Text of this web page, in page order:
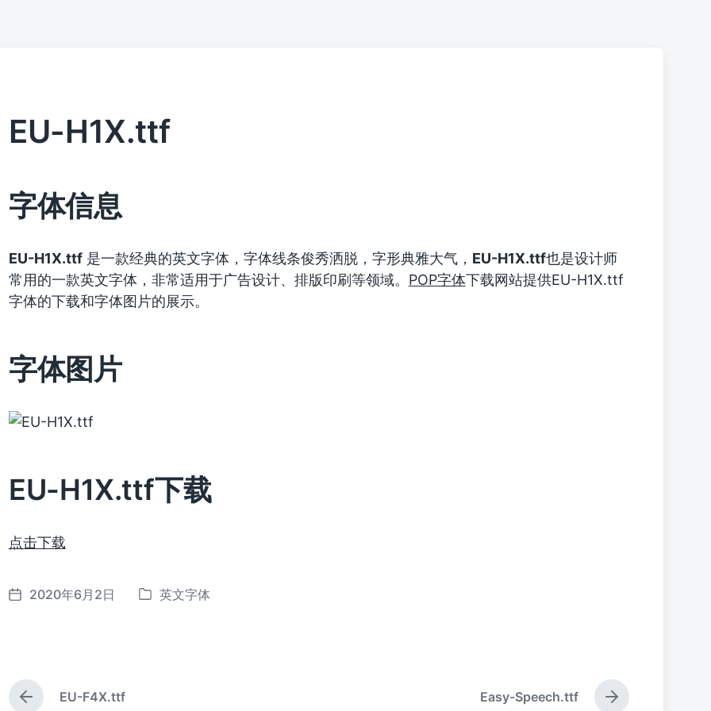
EU-H1X.ttf
字体信息
EU-H1X.ttf是一款经典的英文字体，字体线条俊秀洒脱，字形典雅大气， EU-H1X.ttf也是设计师
常用的一款英文字体，非常适用于广告设计、排版印刷等领域。 POP字体下载网站提供EU-H1X.ttf
字体的下载和字体图片的展示。
字体图片
EU-H1X.ttf下载
点击下载
发
2020年6月2日
发
英文字体
上
EU-F4X.ttf
下
Easy-Speech.ttf